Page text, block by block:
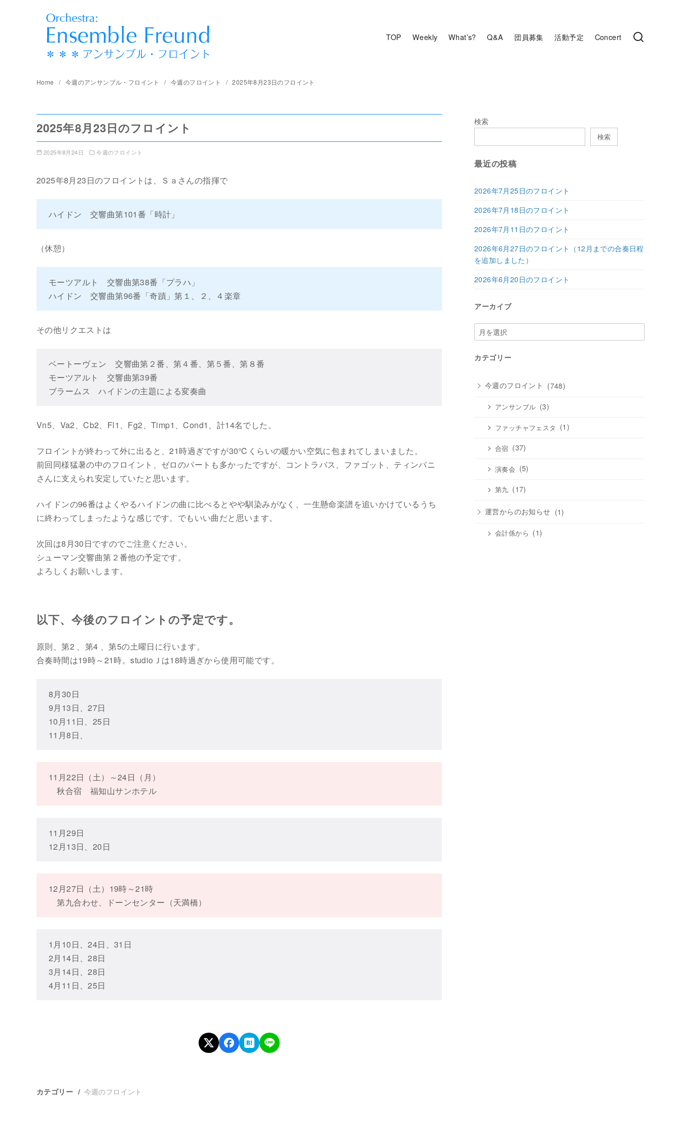
TOP Weekly What’s? Q&A 団員募集 活動予定 Concert
Home 今週のアンサンブル・フロイント 今週のフロイント 2025年8月23日のフロイント
2025年8月23日のフロイント
2025年8月24日 今週のフロイント
2025年8月23日のフロイントは、Ｓａさんの指揮で
ハイドン 交響曲第101番「時計」
（休憩）
モーツアルト 交響曲第38番「プラハ」
ハイドン 交響曲第96番「奇蹟」第１、２、４楽章
その他リクエストは
ベートーヴェン 交響曲第２番、第４番、第５番、第８番
モーツアルト 交響曲第39番
ブラームス ハイドンの主題による変奏曲
Vn5、Va2、Cb2、Fl1、Fg2、Timp1、Cond1、計14名でした。
フロイントが終わって外に出ると、21時過ぎですが30℃くらいの暖かい空気に包まれてしまいました。
前回同様猛暑の中のフロイント、ゼロのパートも多かったですが、コントラバス、ファゴット、ティンパニ
さんに支えられ安定していたと思います。
ハイドンの96番はよくやるハイドンの曲に比べるとやや馴染みがなく、一生懸命楽譜を追いかけているうち
に終わってしまったような感じです。でもいい曲だと思います。
次回は8月30日ですのでご注意ください。
シューマン交響曲第２番他の予定です。
よろしくお願いします。
以下、今後のフロイントの予定です。
原則、第2 、第4 、第5の土曜日に行います。
合奏時間は19時～21時。studioＪは18時過ぎから使用可能です。
8月30日
9月13日、27日
10月11日、25日
11月8日、
11月22日（土）～24日（月）
秋合宿 福知山サンホテル
11月29日
12月13日、20日
12月27日（土）19時～21時
第九合わせ、ドーンセンター（天満橋）
1月10日、24日、31日
2月14日、28日
3月14日、28日
4月11日、25日
カテゴリー 今週のフロイント
検索
検索
最近の投稿
2026年7月25日のフロイント
2026年7月18日のフロイント
2026年7月11日のフロイント
2026年6月27日のフロイント（12月までの合奏日程
を追加しました）
2026年6月20日のフロイント
アーカイブ
ア
ー
イ
カテゴリー
今週のフロイント (748)
アンサンブル (3)
ファッチャフェスタ (1)
合宿 (37)
演奏会 (5)
第九 (17)
運営からのお知らせ (1)
会計係から (1)